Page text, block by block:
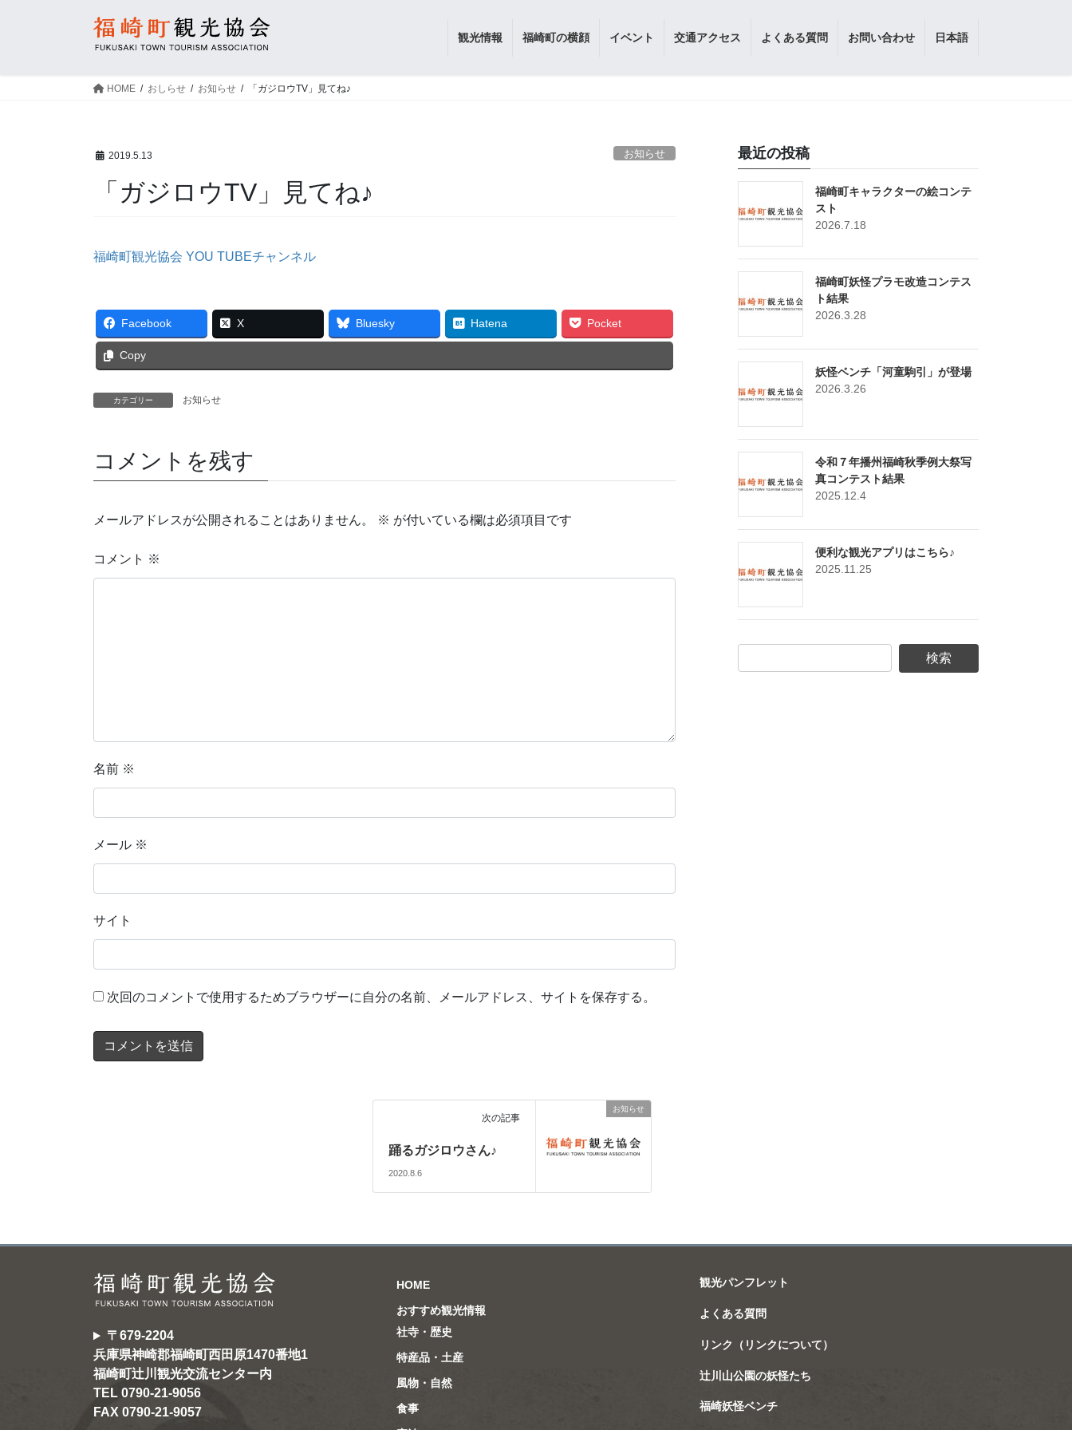
観光情報 福崎町の横顔 イベント 交通アクセス よくある質問 お問い合わせ 日本語
HOME おしらせ お知らせ 「ガジロウTV」見てね♪
2019.5.13 お知らせ
「ガジロウTV」見てね♪
福崎町観光協会 YOU TUBEチャンネル
Facebook X Bluesky Hatena Pocket
Copy
カテゴリー お知らせ
コメントを残す
メールアドレスが公開されることはありません。 ※ が付いている欄は必須項目です
コメント ※
名前 ※
メール ※
サイト
次回のコメントで使用するためブラウザーに自分の名前、メールアドレス、サイトを保存する。
お知らせ
次の記事
踊るガジロウさん♪
2020.8.6
最近の投稿
福崎町キャラクターの絵コンテ
スト
2026.7.18
福崎町妖怪プラモ改造コンテス
ト結果
2026.3.28
妖怪ベンチ「河童駒引」が登場
2026.3.26
令和７年播州福崎秋季例大祭写
真コンテスト結果
2025.12.4
便利な観光アプリはこちら♪
2025.11.25
〒679-2204
兵庫県神崎郡福崎町西田原1470番地1
福崎町辻川観光交流センター内
TEL 0790-21-9056
FAX 0790-21-9057
HOME
おすすめ観光情報
社寺・歴史
特産品・土産
風物・自然
食事
観光パンフレット
よくある質問
リンク（リンクについて）
辻川山公園の妖怪たち
福崎妖怪ベンチ